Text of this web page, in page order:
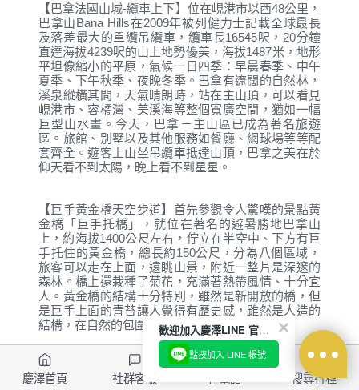
【巴拿法國山城-纜車上下】位在峴港市以西48公里，
巴拿山Bana Hills在2009年被列健力士記載全球最長
及落差最大的單纜吊纜車，纜車長16545呎，20分鐘
直達海拔4239呎的山上地勢優美，海拔1487米，地形
平坦像縮小的平原，氣候一日四季：早晨春季、中午
夏季、下午秋季、夜晚冬季。巴拿有遼闊的自然林，
溪泉縱橫其間，天氣晴朗時，站在主山頂，可以看見
峴港市、容橘灣、美溪海等整個寬廣空間，猶如一幅
巨型山水畫。今天，巴拿－主山區已成為著名旅遊
區。旅館、別墅以及其他服務如餐廳、網球場等等配
套齊全。遊客上山坐吊纜車抵達山頂，巴拿之美在於
仰天看不到太陽，晚上看不到星星。
【巨手黃金橋天空步道】首先參觀令人驚嘆的景點黃
金橋「巨手托橋」，就位在著名的避暑勝地巴拿山
上，約海拔1400公尺左右，佇立在半空中、下方有巨
手托住的黃金橋，總長約150公尺，分為八個區域，
旅客可以走在上面，遠眺山景，附近一整片是深邃的
森林。橋上還栽種了菊花，充滿著熱帶風情、十分宜
人。黃金橋的結構十分特別，雖然是新開放的橋，但
是巨手上面的青苔讓人覺得有歷史感，雖然是人造的
結構，在自然的包圍中，一點都不突兀。
【巴拿山小火車】造型可愛，明黃色的軌道小火車，
一次能運載80人，每小時可運載1600人上山。小火車
慶澤首頁 社群客服 搜尋行程
歡迎加入慶澤LINE 官方帳號
點按加入 LINE 帳號